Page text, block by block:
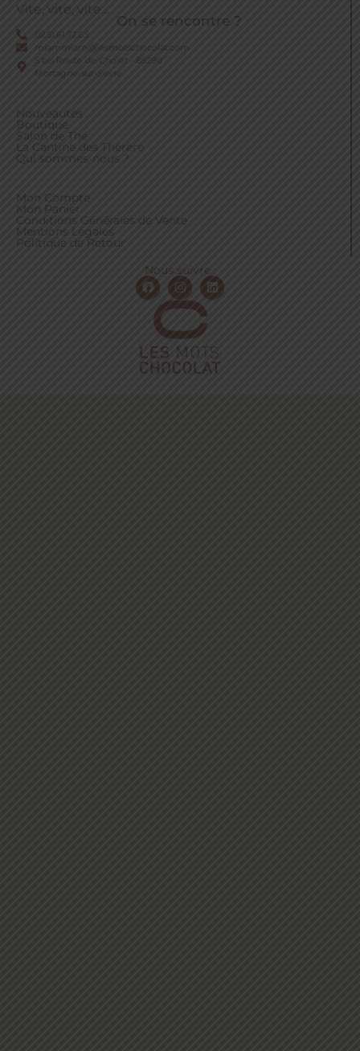
Vite, vite, vite…
On se rencontre ?
02.51.61.72.63
miammiam@lesmotschocolat.com
5 bis Route de Cholet - 85290
Mortagne-sur-Sèvre
Nouveautés
Boutique
Salon de Thé
La Cantine des Thérère
Qui sommes-nous ?
Mon Compte
Mon Panier
Conditions Générales de Vente
Mentions Légales
Politique de Retour
Nous suivre :